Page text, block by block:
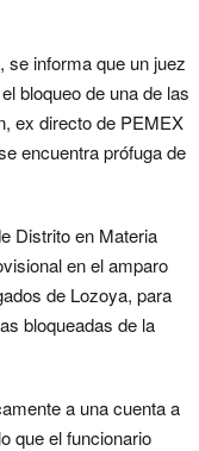
se informa que un juez
bloqueo de una de las
ex directo de PEMEX
encuentra prófuga de
Distrito en Materia
en el amparo
de Lozoya, para
bloqueadas de la
a una cuenta a
que el funcionario